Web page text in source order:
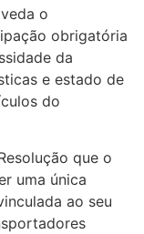
o
obrigatória
da
e estado de
do
que o
uma única
ao seu